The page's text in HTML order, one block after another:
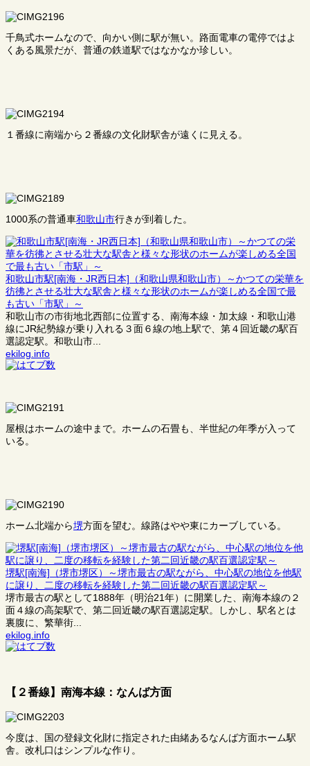
千鳥式ホームなので、向かい側に駅が無い。路面電車の電停ではよ
くある風景だが、普通の鉄道駅ではなかなか珍しい。
１番線に南端から２番線の文化財駅舎が遠くに見える。
1000系の普通車和歌山市行きが到着した。
和歌山市駅[南海・JR西日本]（和歌山県和歌山市）～かつての栄華を
彷彿とさせる壮大な駅舎と様々な形状のホームが楽しめる全国で最
も古い「市駅」～
和歌山市の市街地北西部に位置する、南海本線・加太線・和歌山港
線にJR紀勢線が乗り入れる３面６線の地上駅で、第４回近畿の駅百
選認定駅。和歌山市...
ekilog.info
屋根はホームの途中まで。ホームの石畳も、半世紀の年季が入って
いる。
ホーム北端から堺方面を望む。線路はやや東にカーブしている。
堺駅[南海]（堺市堺区）～堺市最古の駅ながら、中心駅の地位を他駅
に譲り、二度の移転を経験した第二回近畿の駅百選認定駅～
堺市最古の駅として1888年（明治21年）に開業した、南海本線の２
面４線の高架駅で、第二回近畿の駅百選認定駅。しかし、駅名とは
裏腹に、繁華街...
ekilog.info
【２番線】南海本線：なんば方面
今度は、国の登録文化財に指定された由緒あるなんば方面ホーム駅
舎。改札口はシンプルな作り。